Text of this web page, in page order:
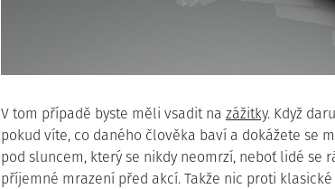
V tom případě byste měli vsadit na zážitky. Když
pokud víte, co daného člověka baví a dokážete se
pod sluncem, který se nikdy neomrzí, neboť lidé
příjemné mrazení před akcí. Takže nic proti